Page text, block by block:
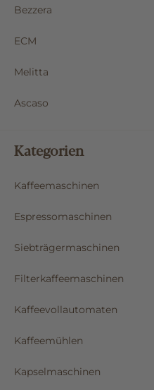
Bezzera
ECM
Melitta
Ascaso
Kategorien
Kaffeemaschinen
Espressomaschinen
Siebträgermaschinen
Filterkaffeemaschinen
Kaffeevollautomaten
Kaffeemühlen
Kapselmaschinen